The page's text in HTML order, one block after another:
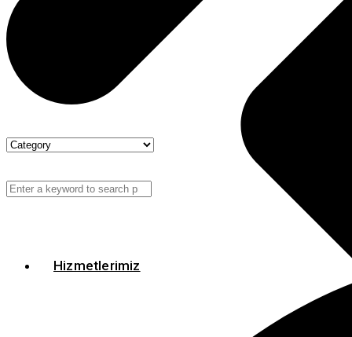
Hizmetlerimiz